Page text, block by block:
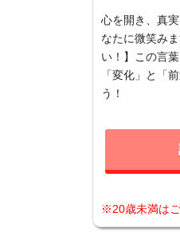
心を開き、真
なたに微笑み
い！】この言
「変化」と「
う！
※20歳未満はご